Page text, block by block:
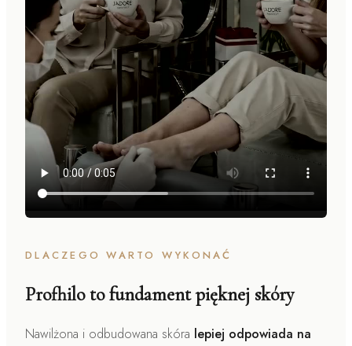
DLACZEGO WARTO WYKONAĆ
Profhilo to fundament pięknej skóry
Nawilżona i odbudowana skóra lepiej odpowiada na